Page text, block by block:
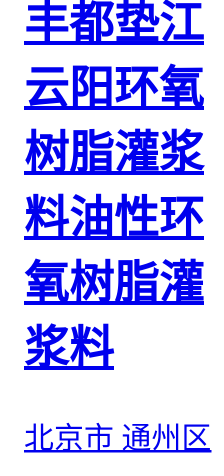
丰都垫江
云阳环氧
树脂灌浆
料油性环
氧树脂灌
浆料
北京市 通州区